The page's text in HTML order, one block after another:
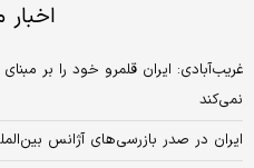
اخبار
غریب‌آبادی: ایران قلمرو خود را بر
نمی‌کند
ایران در صدر بازرسی‌های آژانس